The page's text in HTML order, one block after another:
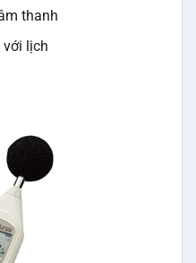
thanh
lịch